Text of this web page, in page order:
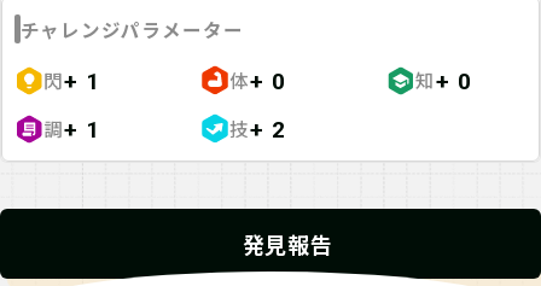
チャレンジパラメーター
閃+ 1 体+ 0 知+ 0
調+ 1 技+ 2
発見報告